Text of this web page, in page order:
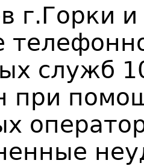
г.Горки
служб
при